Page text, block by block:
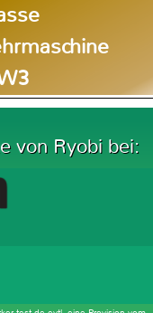
von Ryobi bei: